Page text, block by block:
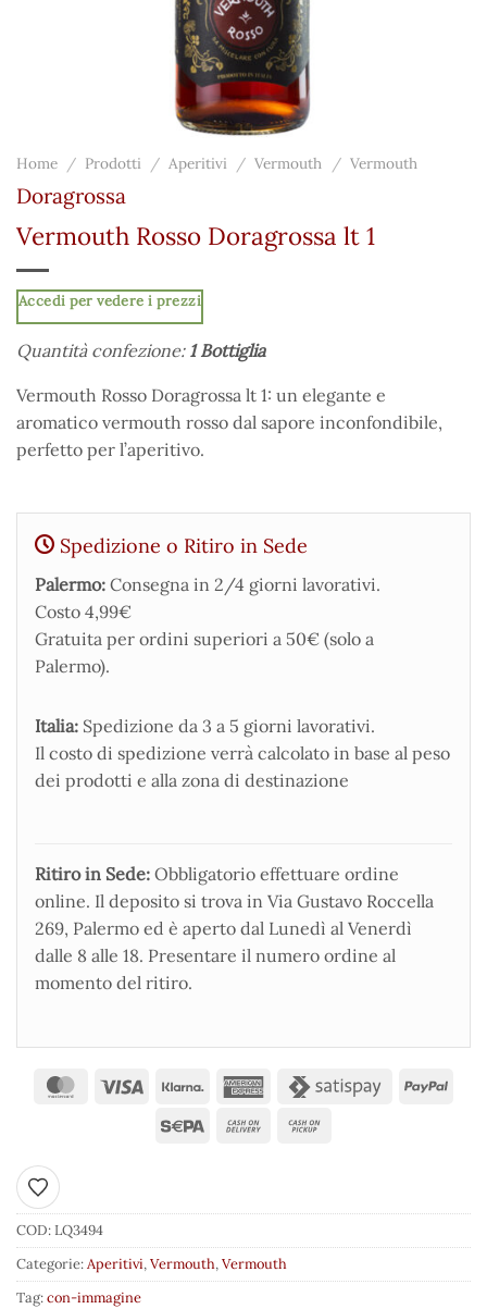
Home / Prodotti / Aperitivi / Vermouth / Vermouth
Doragrossa
Vermouth Rosso Doragrossa lt 1
Accedi per vedere i prezzi
Quantità confezione: 1 Bottiglia
Vermouth Rosso Doragrossa lt 1: un elegante e
aromatico vermouth rosso dal sapore inconfondibile,
perfetto per l’aperitivo.
Spedizione o Ritiro in Sede
Palermo: Consegna in 2/4 giorni lavorativi.
Costo 4,99€
Gratuita per ordini superiori a 50€ (solo a
Palermo).
Italia: Spedizione da 3 a 5 giorni lavorativi.
Il costo di spedizione verrà calcolato in base al peso
dei prodotti e alla zona di destinazione
Ritiro in Sede: Obbligatorio effettuare ordine
online. Il deposito si trova in Via Gustavo Roccella
269, Palermo ed è aperto dal Lunedì al Venerdì
dalle 8 alle 18. Presentare il numero ordine al
momento del ritiro.
Aggiungi ai preferiti
COD:LQ3494
Categorie:Aperitivi,Vermouth,Vermouth
Tag:con-immagine